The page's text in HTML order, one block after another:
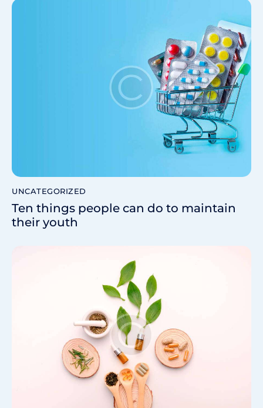
UNCATEGORIZED
Ten things people can do to maintain
their youth